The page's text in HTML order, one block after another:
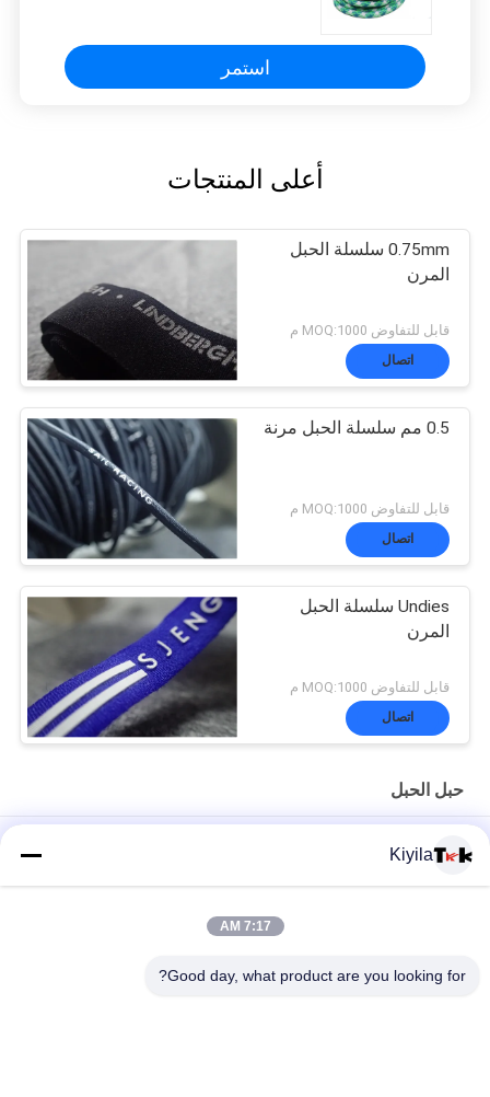
استمر
أعلى المنتجات
0.75mm سلسلة الحبل
المرن
قابل للتفاوض MOQ:1000 م
اتصال
0.5 مم سلسلة الحبل مرنة
قابل للتفاوض MOQ:1000 م
اتصال
Undies سلسلة الحبل
المرن
قابل للتفاوض MOQ:1000 م
اتصال
حبل الحبل
سترة
عالية مثابرة 3 سنتيمتر غير مرنة الحبل شقة النايلون الحبل أوم / أودم
100٪ البوليستر / النايلون محبوك مطوي الشريط المرن مع شعار تنقش
Kiyila
7:17 AM
Good day, what product are you looking for?